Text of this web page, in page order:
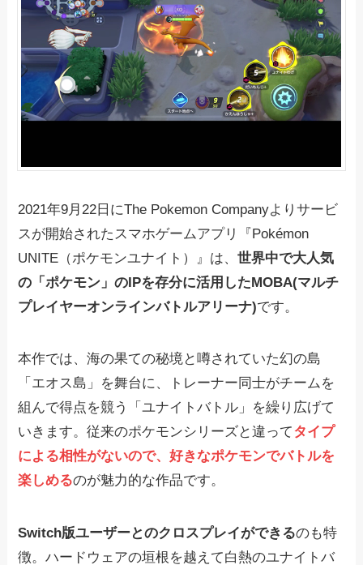
2021年9月22日にThe Pokemon Companyよりサービ
スが開始されたスマホゲームアプリ『Pokémon
UNITE（ポケモンユナイト）』は、世界中で大人気
の「ポケモン」のIPを存分に活用したMOBA(マルチ
プレイヤーオンラインバトルアリーナ)です。
本作では、海の果ての秘境と噂されていた幻の島
「エオス島」を舞台に、トレーナー同士がチームを
組んで得点を競う「ユナイトバトル」を繰り広げて
いきます。従来のポケモンシリーズと違ってタイプ
による相性がないので、好きなポケモンでバトルを
楽しめるのが魅力的な作品です。
Switch版ユーザーとのクロスプレイができるのも特
徴。ハードウェアの垣根を越えて白熱のユナイトバ